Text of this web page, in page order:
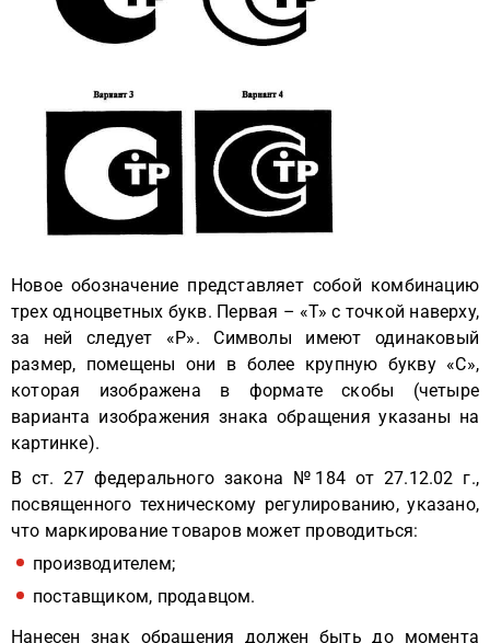
Новое обозначение представляет собой комбинацию
трех одноцветных букв. Первая – «Т» с точкой наверху,
за ней следует «Р». Символы имеют одинаковый
размер, помещены они в более крупную букву «С»,
которая изображена в формате скобы (четыре
варианта изображения знака обращения указаны на
картинке).
В ст. 27 федерального закона №184 от 27.12.02 г.,
посвященного техническому регулированию, указано,
что маркирование товаров может проводиться:
производителем;
поставщиком, продавцом.
Нанесен знак обращения должен быть до момента